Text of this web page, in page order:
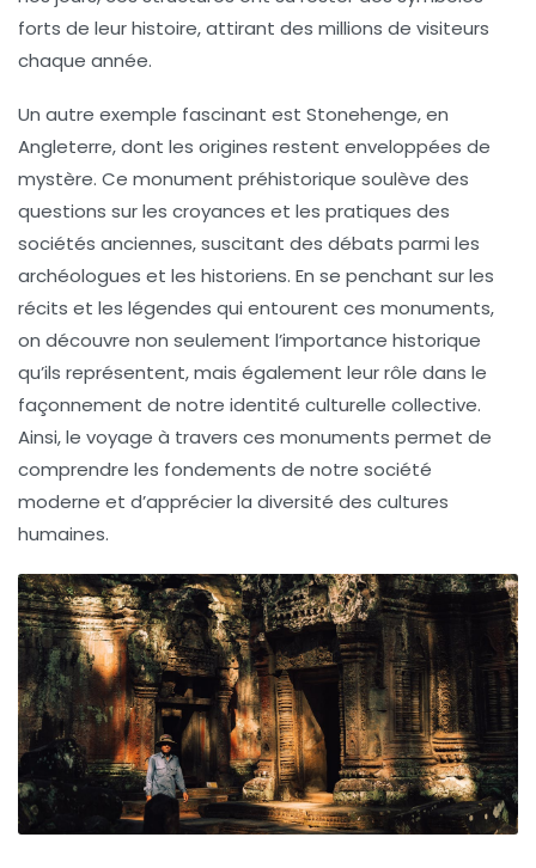
forts de leur histoire, attirant des millions de visiteurs
chaque année.
Un autre exemple fascinant est Stonehenge, en
Angleterre, dont les origines restent enveloppées de
mystère. Ce monument préhistorique soulève des
questions sur les croyances et les pratiques des
sociétés anciennes, suscitant des débats parmi les
archéologues et les historiens. En se penchant sur les
récits et les légendes qui entourent ces monuments,
on découvre non seulement l’importance historique
qu’ils représentent, mais également leur rôle dans le
façonnement de notre identité culturelle collective.
Ainsi, le voyage à travers ces monuments permet de
comprendre les fondements de notre société
moderne et d’apprécier la diversité des cultures
humaines.